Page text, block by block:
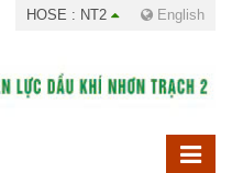
HOSE : NT2 English